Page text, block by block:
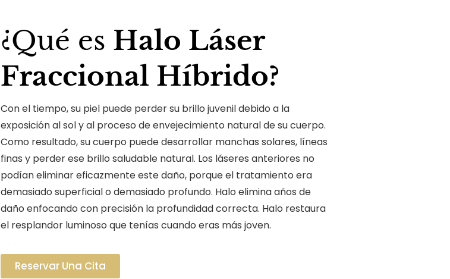
¿Qué es Halo Láser
Fraccional Híbrido?
Con el tiempo, su piel puede perder su brillo juvenil debido a la
exposición al sol y al proceso de envejecimiento natural de su cuerpo.
Como resultado, su cuerpo puede desarrollar manchas solares, líneas
finas y perder ese brillo saludable natural. Los láseres anteriores no
podían eliminar eficazmente este daño, porque el tratamiento era
demasiado superficial o demasiado profundo. Halo elimina años de
daño enfocando con precisión la profundidad correcta. Halo restaura
el resplandor luminoso que tenías cuando eras más joven.
Reservar Una Cita